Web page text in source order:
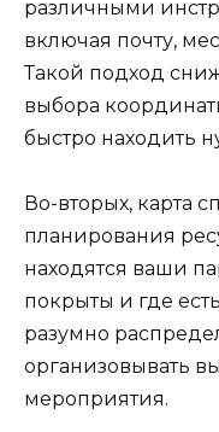
различными
включая почту,
Такой подход
выбора
быстро находить
Во-вторых, карта
планирования
находятся ваши
покрыты и где
разумно
организовывать
мероприятия.